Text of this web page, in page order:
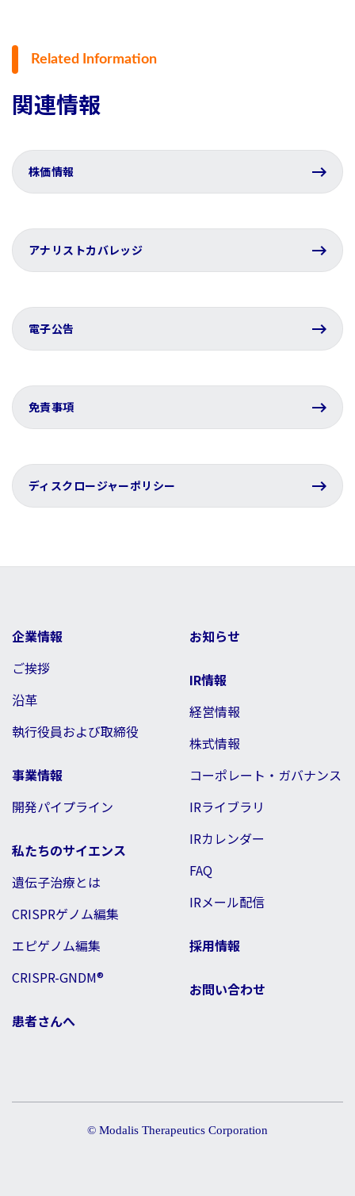
Related Information
関連情報
株価情報
アナリストカバレッジ
電子公告
免責事項
ディスクロージャーポリシー
企業情報
ご挨拶
沿革
執行役員および取締役
事業情報
開発パイプライン
私たちのサイエンス
遺伝子治療とは
CRISPRゲノム編集
エピゲノム編集
CRISPR-GNDM®
患者さんへ
お知らせ
IR情報
経営情報
株式情報
コーポレート・ガバナンス
IRライブラリ
IRカレンダー
FAQ
IRメール配信
採用情報
お問い合わせ
© Modalis Therapeutics Corporation